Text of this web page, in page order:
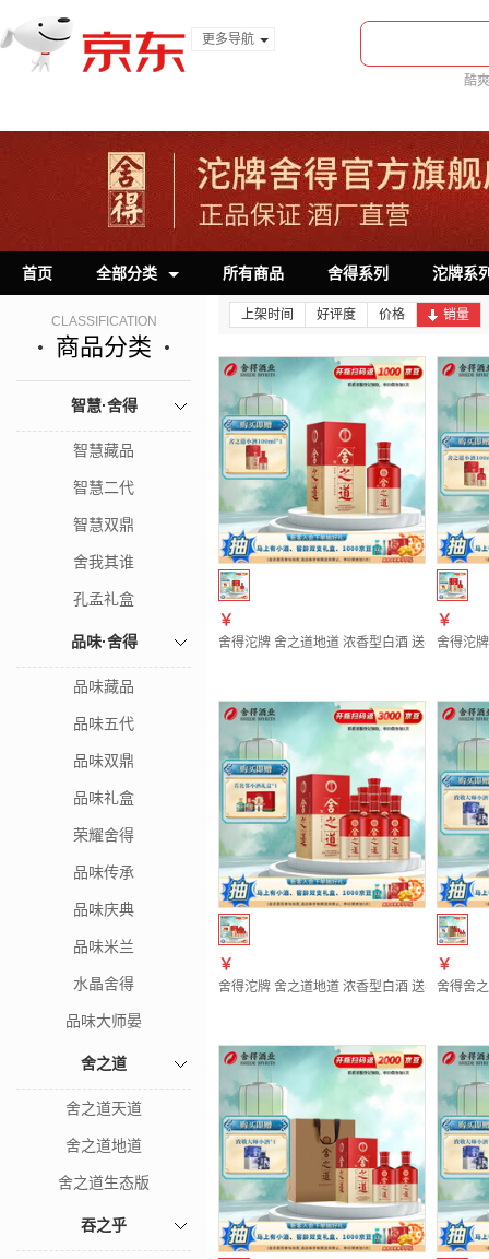
更多导航
酷
首页 全部分类 所有商品 舍得系列 沱牌系
CLASSIFICATION
商品分类
智慧·舍得
智慧藏品
智慧二代
智慧双鼎
舍我其谁
孔孟礼盒
品味·舍得
品味藏品
品味五代
品味双鼎
品味礼盒
荣耀舍得
品味传承
品味庆典
品味米兰
水晶舍得
品味大师晏
舍之道
舍之道天道
舍之道地道
舍之道生态版
吞之乎
上架时间 好评度 价格 销量
￥
舍得沱牌 舍之道地道 浓香型白酒 送礼 42度
￥
舍得沱
￥
舍得沱牌 舍之道地道 浓香型白酒 送礼 42度
￥
舍得舍